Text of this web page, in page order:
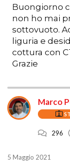
Buongiorno
non ho mai
sottovuoto.
liguria e
cottura con
Grazie
Marco
296
5 Maggio 2021